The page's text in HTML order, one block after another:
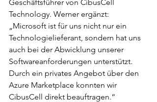
Geschäftsführer von CibusCell
Technology. Werner ergänzt:
„Microsoft ist für uns nicht nur ein
Technologielieferant, sondern hat uns
auch bei der Abwicklung unserer
Softwareanforderungen unterstützt.
Durch ein privates Angebot über den
Azure Marketplace konnten wir
CibusCell direkt beauftragen.“